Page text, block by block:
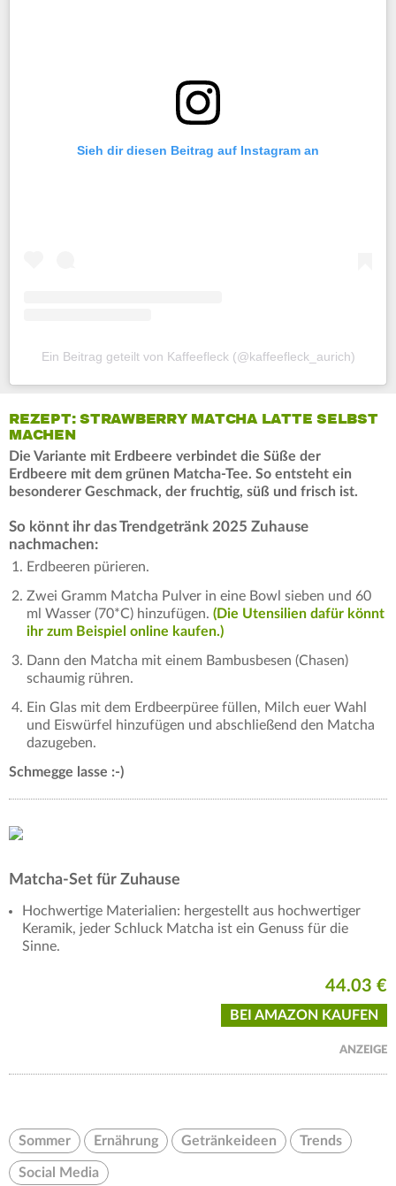
Sieh dir diesen Beitrag auf Instagram an
Ein Beitrag geteilt von Kaffeefleck (@kaffeefleck_aurich)
REZEPT: STRAWBERRY MATCHA LATTE SELBST
MACHEN
Die Variante mit Erdbeere verbindet die Süße der
Erdbeere mit dem grünen Matcha-Tee. So entsteht ein
besonderer Geschmack, der fruchtig, süß und frisch ist.
So könnt ihr das Trendgetränk 2025 Zuhause
nachmachen:
Erdbeeren pürieren.
Zwei Gramm Matcha Pulver in eine Bowl sieben und 60
ml Wasser (70*C) hinzufügen. (Die Utensilien dafür könnt
ihr zum Beispiel online kaufen.)
Dann den Matcha mit einem Bambusbesen (Chasen)
schaumig rühren.
Ein Glas mit dem Erdbeerpüree füllen, Milch euer Wahl
und Eiswürfel hinzufügen und abschließend den Matcha
dazugeben.
Schmegge lasse :-)
Matcha-Set für Zuhause
Hochwertige Materialien: hergestellt aus hochwertiger
Keramik, jeder Schluck Matcha ist ein Genuss für die
Sinne.
44.03 €
BEI AMAZON KAUFEN
ANZEIGE
Sommer Ernährung Getränkeideen Trends
Social Media